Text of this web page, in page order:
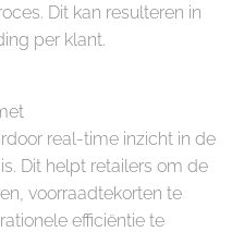
Dit kan resulteren in
per klant.
real-time inzicht in de
Dit helpt retailers om de
voorraadtekorten te
efficiëntie te